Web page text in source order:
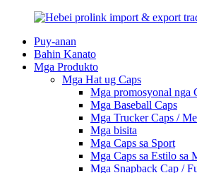
Puy-anan
Bahin Kanato
Mga Produkto
Mga Hat ug Caps
Mga promosyonal nga
Mga Baseball Caps
Mga Trucker Caps /
Mga bisita
Mga Caps sa Sport
Mga Caps sa Estilo sa
Mga Snapback Cap /